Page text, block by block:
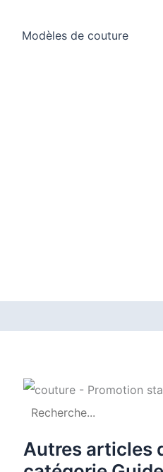
Modèles de couture
Autres articles